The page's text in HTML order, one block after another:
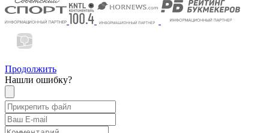
Продолжить
Нашли ошибку?